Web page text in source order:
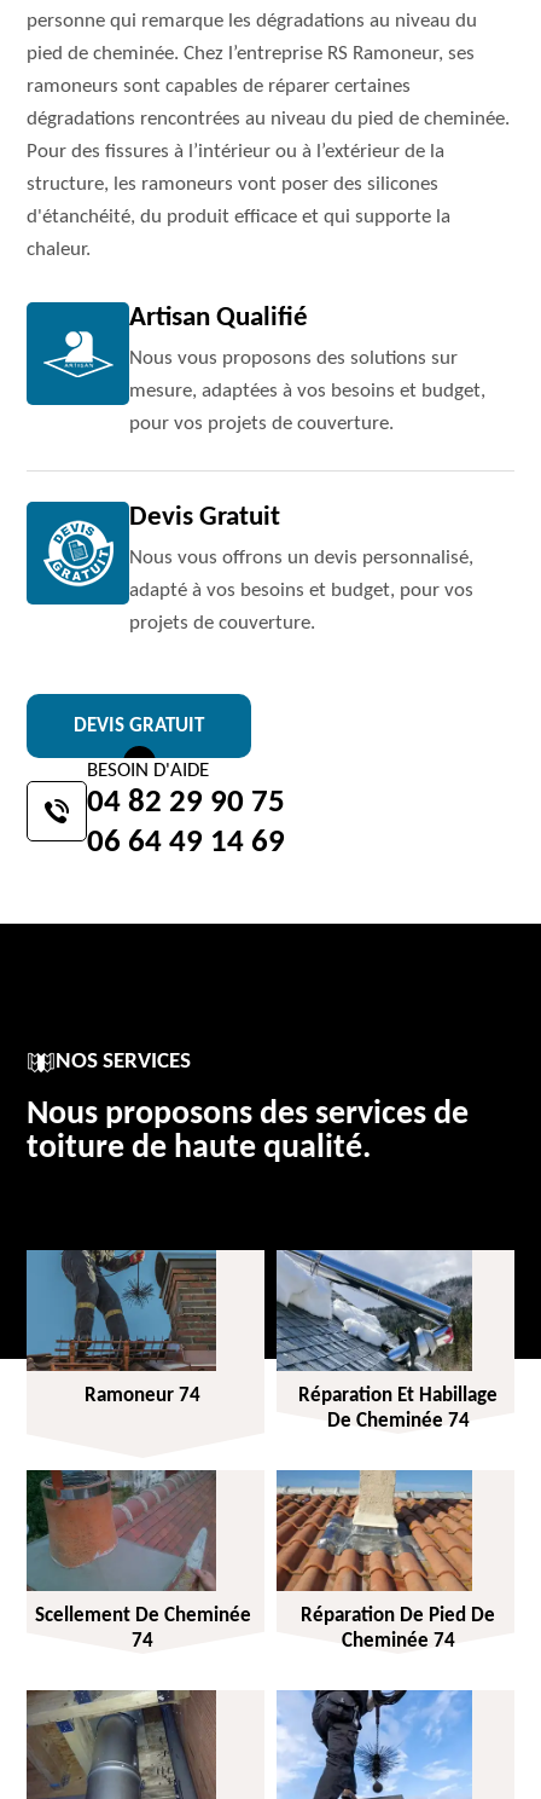
personne qui remarque les dégradations au niveau du
pied de cheminée. Chez l’entreprise RS Ramoneur, ses
ramoneurs sont capables de réparer certaines
dégradations rencontrées au niveau du pied de cheminée.
Pour des fissures à l’intérieur ou à l’extérieur de la
structure, les ramoneurs vont poser des silicones
d'étanchéité, du produit efficace et qui supporte la
chaleur.
Artisan Qualifié
Nous vous proposons des solutions sur
mesure, adaptées à vos besoins et budget,
pour vos projets de couverture.
Devis Gratuit
Nous vous offrons un devis personnalisé,
adapté à vos besoins et budget, pour vos
projets de couverture.
DEVIS GRATUIT
BESOIN D'AIDE
04 82 29 90 75
06 64 49 14 69
NOS SERVICES
Nous proposons des services de
toiture de haute qualité.
Ramoneur 74
Réparation Et Habillage
De Cheminée 74
Scellement De Cheminée
74
Réparation De Pied De
Cheminée 74